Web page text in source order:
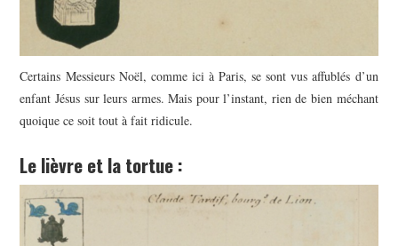
Certains Messieurs Noël, comme ici à Paris, se sont vus affublés d’un
enfant Jésus sur leurs armes. Mais pour l’instant, rien de bien méchant
quoique ce soit tout à fait ridicule.
Le lièvre et la tortue :